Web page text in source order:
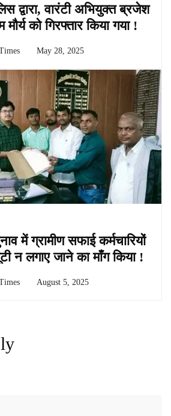
द्वारा, वारंटी अभियुक्त ब्रजेश
को गिरफ्तार किया गया !
May 28, 2025
में ग्रामीण सफाई कर्मचारियों
न लगाए जाने का माँग किया !
August 5, 2025